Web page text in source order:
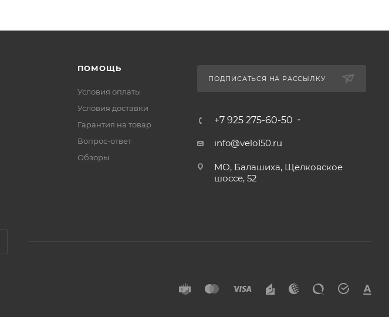
ПОМОЩЬ
Условия оплаты
Условия доставки
Гарантия на товар
Вопрос-ответ
Обзоры
ПОДПИСАТЬСЯ НА РАССЫЛКУ
+7 925 275-60-50
info@velo150.ru
МО, Балашиха, Щелковское
шоссе, 52